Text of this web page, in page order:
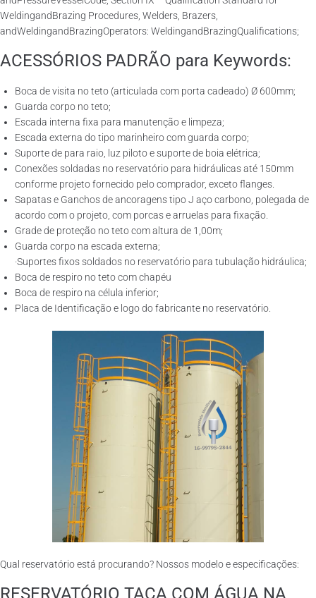
WeldingandBrazing Procedures, Welders, Brazers,
andWeldingandBrazingOperators: WeldingandBrazingQualifications;
ACESSÓRIOS PADRÃO para Keywords:
Boca de visita no teto (articulada com porta cadeado) Ø 600mm;
Guarda corpo no teto;
Escada interna fixa para manutenção e limpeza;
Escada externa do tipo marinheiro com guarda corpo;
Suporte de para raio, luz piloto e suporte de boia elétrica;
Conexões soldadas no reservatório para hidráulicas até 150mm
conforme projeto fornecido pelo comprador, exceto flanges.
Sapatas e Ganchos de ancoragens tipo J aço carbono, polegada de
acordo com o projeto, com porcas e arruelas para fixação.
Grade de proteção no teto com altura de 1,00m;
Guarda corpo na escada externa;
·Suportes fixos soldados no reservatório para tubulação hidráulica;
Boca de respiro no teto com chapéu
Boca de respiro na célula inferior;
Placa de Identificação e logo do fabricante no reservatório.
Qual reservatório está procurando? Nossos modelo e especificações:
RESERVATÓRIO TAÇA COM ÁGUA NA